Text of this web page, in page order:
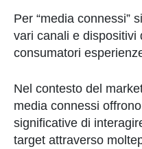
Per “media connessi”
vari canali e dispositivi
consumatori
Nel contesto del
media connessi
significative di
target attraverso